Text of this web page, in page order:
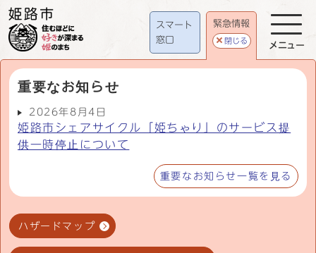
スマート
窓口
緊急情報
閉じる
重要なお知らせ
2026年8月4日
姫路市シェアサイクル「姫ちゃり」のサービス提
供一時停止について
重要なお知らせ一覧を見る
ハザードマップ
メニュー